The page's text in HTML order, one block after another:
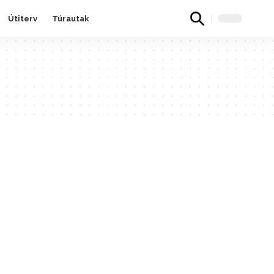
Útiterv Túrautak